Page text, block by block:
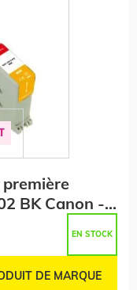
BK Canon -
EN STOCK
DE MARQUE